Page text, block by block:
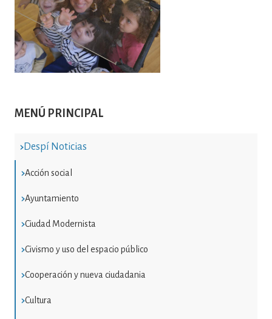
MENÚ PRINCIPAL
Despí Noticias
Acción social
Ayuntamiento
Ciudad Modernista
Civismo y uso del espacio público
Cooperación y nueva ciudadania
Cultura